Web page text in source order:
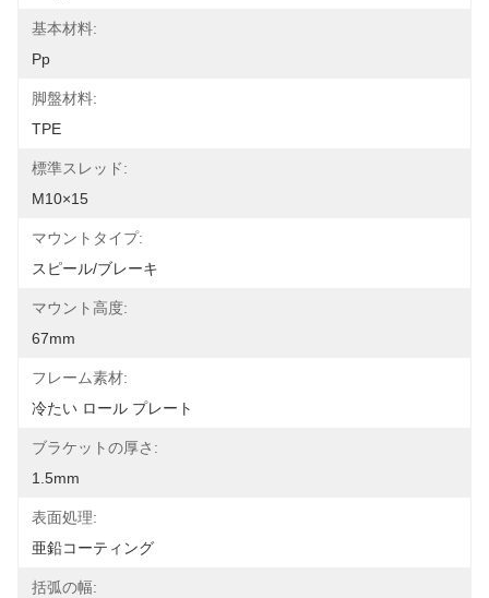
基本材料:
Pp
脚盤材料:
TPE
標準スレッド:
M10×15
マウントタイプ:
スピール/ブレーキ
マウント高度:
67mm
フレーム素材:
冷たい ロール プレート
ブラケットの厚さ:
1.5mm
表面処理:
亜鉛コーティング
括弧の幅: